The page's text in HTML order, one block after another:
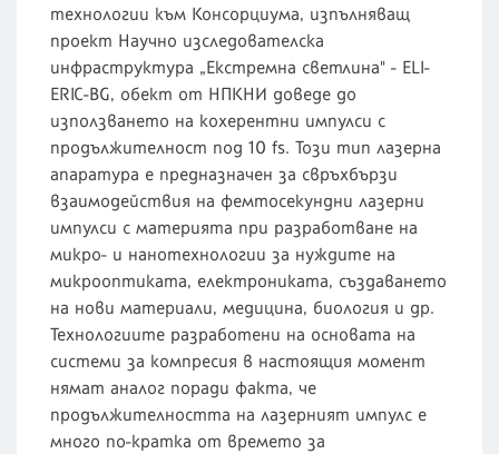
технологии към Консорциума, изпълняващ
проект Научно изследователска
инфраструктура „Екстремна светлина" - ELI-
ERIC-BG, обект от НПКНИ доведе до
използването на кохерентни импулси с
продължителност под 10 fs. Този тип лазерна
апаратура е предназначен за свръхбързи
взаимодействия на фемтосекундни лазерни
импулси с материята при разработване на
микро- и нанотехнологии за нуждите на
микрооптиката, електрониката, създаването
на нови материали, медицина, биология и др.
Технологиите разработени на основата на
системи за компресия в настоящия момент
нямат аналог поради факта, че
продължителността на лазерният импулс е
много по-кратка от времето за